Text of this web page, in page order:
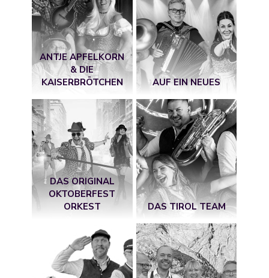
ANTJE APFELKORN
& DIE
KAISERBRÖTCHEN
AUF EIN NEUES
DAS ORIGINAL
OKTOBERFEST
ORKEST
DAS TIROL TEAM